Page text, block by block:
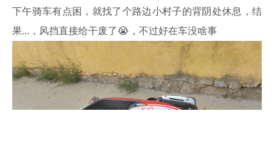
下午骑车有点困，就找了个路边小村子的背阴处休息，结
果…，风挡直接给干废了😭，不过好在车没啥事